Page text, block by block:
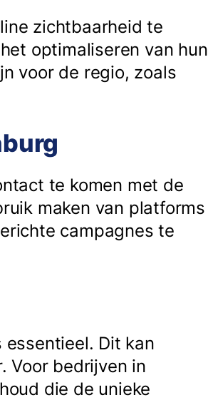
zichtbaarheid te
optimaliseren van hun
voor de regio, zoals
te komen met de
maken van platforms
campagnes te
Dit kan
Voor bedrijven in
die de unieke